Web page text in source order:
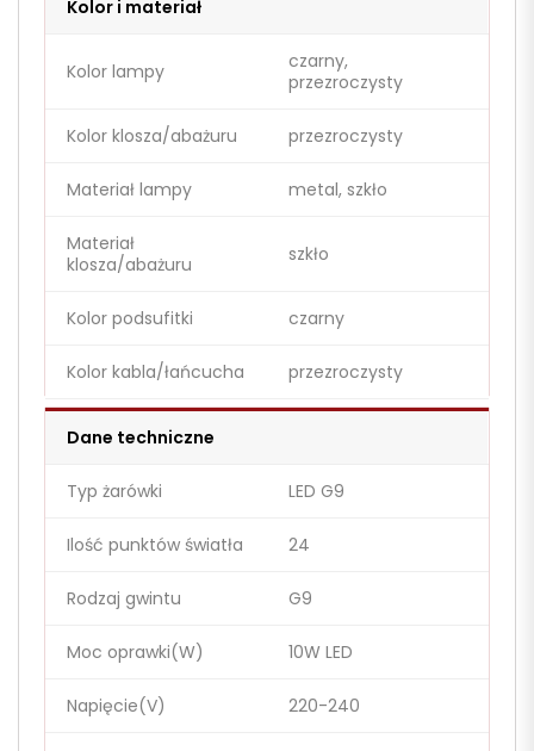
Kolor i materiał
Kolor lampy
czarny,
przezroczysty
Kolor klosza/abażuru przezroczysty
Materiał lampy metal, szkło
Materiał
klosza/abażuru
szkło
Kolor podsufitki czarny
Kolor kabla/łańcucha przezroczysty
Dane techniczne
Typ żarówki LED G9
Ilość punktów światła 24
Rodzaj gwintu G9
Moc oprawki(W) 10W LED
Napięcie(V) 220-240